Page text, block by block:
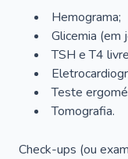
Hemograma;
Glicemia (em
TSH e T4
Teste
Tomografia.
Check-ups (ou